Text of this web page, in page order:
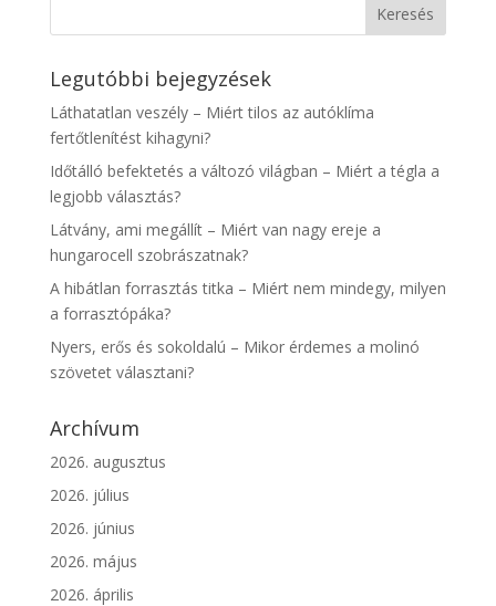
Legutóbbi bejegyzések
Láthatatlan veszély – Miért tilos az autóklíma
fertőtlenítést kihagyni?
Időtálló befektetés a változó világban – Miért a tégla a
legjobb választás?
Látvány, ami megállít – Miért van nagy ereje a
hungarocell szobrászatnak?
A hibátlan forrasztás titka – Miért nem mindegy, milyen
a forrasztópáka?
Nyers, erős és sokoldalú – Mikor érdemes a molinó
szövetet választani?
Archívum
2026. augusztus
2026. július
2026. június
2026. május
2026. április